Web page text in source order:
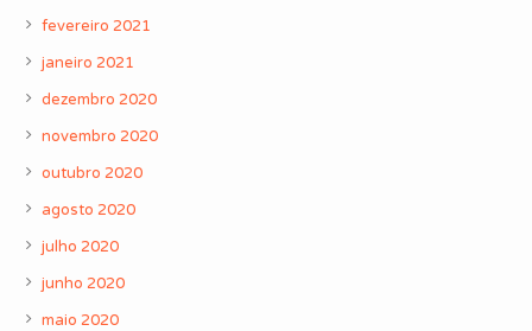
fevereiro 2021
janeiro 2021
dezembro 2020
novembro 2020
outubro 2020
agosto 2020
julho 2020
junho 2020
maio 2020